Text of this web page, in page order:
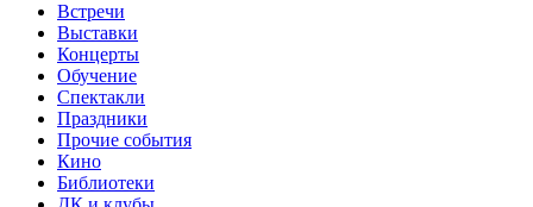
Встречи
Выставки
Концерты
Обучение
Спектакли
Праздники
Прочие события
Кино
Библиотеки